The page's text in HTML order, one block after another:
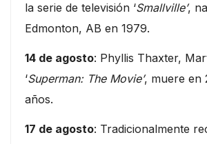
la serie de televisión ‘Smallville’,
Edmonton, AB en 1979.
14 de agosto: Phyllis Thaxter,
‘Superman: The Movie’, muere en
años.
17 de agosto: Tradicionalmente